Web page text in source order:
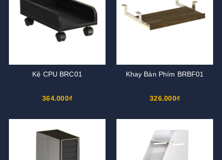
Kệ CPU BRC01
364.000₫
Khay Bàn Phím BRBF01
326.000₫